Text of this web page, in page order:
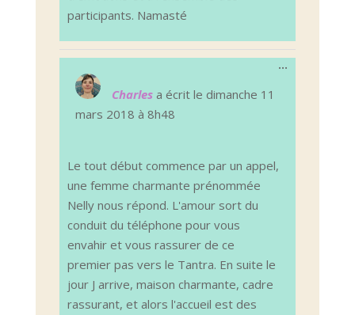
participants. Namasté
Charles a écrit le dimanche 11
mars 2018 à 8h48
Le tout début commence par un appel,
une femme charmante prénommée
Nelly nous répond. L'amour sort du
conduit du téléphone pour vous
envahir et vous rassurer de ce
premier pas vers le Tantra. En suite le
jour J arrive, maison charmante, cadre
rassurant, et alors l'accueil est des
...